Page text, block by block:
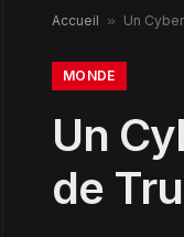
Accueil » Un
MONDE
Un
de